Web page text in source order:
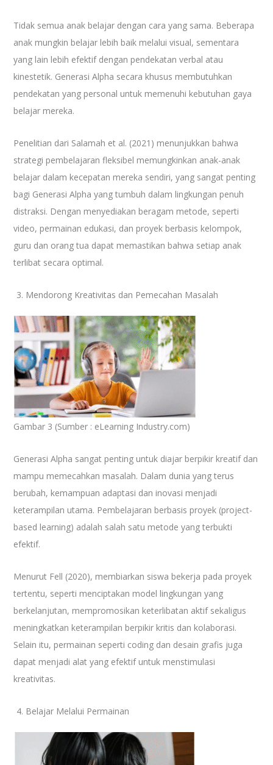
Tidak semua anak belajar dengan cara yang sama. Beberapa
anak mungkin belajar lebih baik melalui visual, sementara
yang lain lebih efektif dengan pendekatan verbal atau
kinestetik. Generasi Alpha secara khusus membutuhkan
pendekatan yang personal untuk memenuhi kebutuhan gaya
belajar mereka.
Penelitian dari Salamah et al. (2021) menunjukkan bahwa
strategi pembelajaran fleksibel memungkinkan anak-anak
belajar dalam kecepatan mereka sendiri, yang sangat penting
bagi Generasi Alpha yang tumbuh dalam lingkungan penuh
distraksi. Dengan menyediakan beragam metode, seperti
video, permainan edukasi, dan proyek berbasis kelompok,
guru dan orang tua dapat memastikan bahwa setiap anak
terlibat secara optimal.
Mendorong Kreativitas dan Pemecahan Masalah
Gambar 3 (Sumber : eLearning Industry.com)
Generasi Alpha sangat penting untuk diajar berpikir kreatif dan
mampu memecahkan masalah. Dalam dunia yang terus
berubah, kemampuan adaptasi dan inovasi menjadi
keterampilan utama. Pembelajaran berbasis proyek (project-
based learning) adalah salah satu metode yang terbukti
efektif.
Menurut Fell (2020), membiarkan siswa bekerja pada proyek
tertentu, seperti menciptakan model lingkungan yang
berkelanjutan, mempromosikan keterlibatan aktif sekaligus
meningkatkan keterampilan berpikir kritis dan kolaborasi.
Selain itu, permainan seperti coding dan desain grafis juga
dapat menjadi alat yang efektif untuk menstimulasi
kreativitas.
Belajar Melalui Permainan